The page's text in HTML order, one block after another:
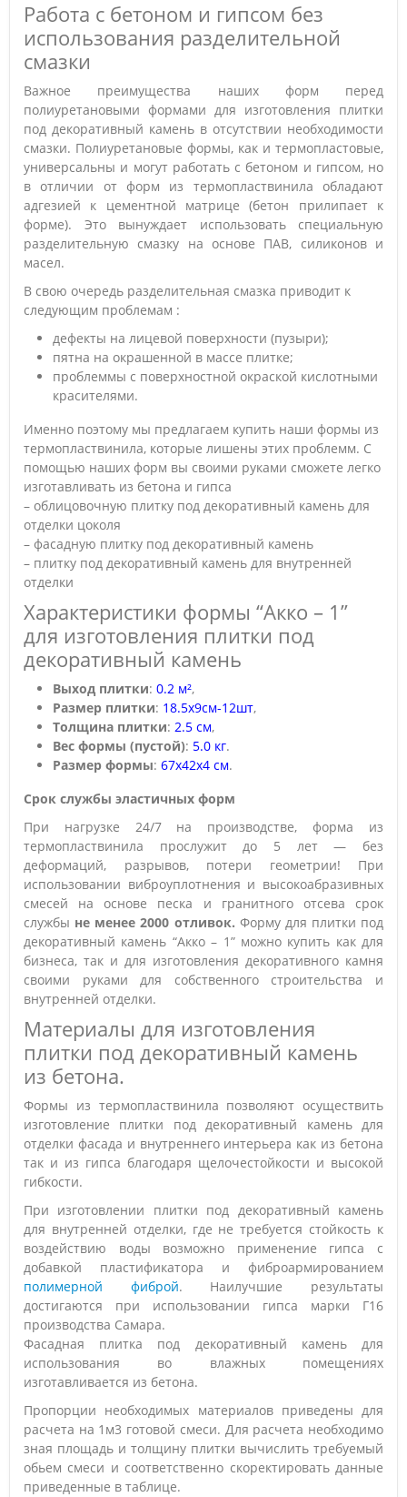
Работа с бетоном и гипсом без
использования разделительной
смазки
Важное преимущества наших форм перед
полиуретановыми формами для изготовления плитки
под декоративный камень в отсутствии необходимости
смазки. Полиуретановые формы, как и термопластовые,
универсальны и могут работать с бетоном и гипсом, но
в отличии от форм из термопластвинила обладают
адгезией к цементной матрице (бетон прилипает к
форме). Это вынуждает использовать специальную
разделительную смазку на основе ПАВ, силиконов и
масел.
В свою очередь разделительная смазка приводит к
следующим проблемам :
дефекты на лицевой поверхности (пузыри);
пятна на окрашенной в массе плитке;
проблеммы с поверхностной окраской кислотными
красителями.
Именно поэтому мы предлагаем купить наши формы из
термопластвинила, которые лишены этих проблемм. С
помощью наших форм вы своими руками сможете легко
изготавливать из бетона и гипса
– облицовочную плитку под декоративный камень для
отделки цоколя
– фасадную плитку под декоративный камень
– плитку под декоративный камень для внутренней
отделки
Характеристики формы “Акко – 1”
для изготовления плитки под
декоративный камень
Выход плитки: 0.2 м²,
Размер плитки: 18.5х9см-12шт,
Толщина плитки: 2.5 см,
Вес формы (пустой): 5.0 кг.
Размер формы: 67х42х4 см.
Срок службы эластичных форм
При нагрузке 24/7 на производстве, форма из
термопластвинила прослужит до 5 лет — без
деформаций, разрывов, потери геометрии! При
использовании виброуплотнения и высокоабразивных
смесей на основе песка и гранитного отсева срок
службы не менее 2000 отливок. Форму для плитки под
декоративный камень “Акко – 1” можно купить как для
бизнеса, так и для изготовления декоративного камня
своими руками для собственного строительства и
внутренней отделки.
Материалы для изготовления
плитки под декоративный камень
из бетона.
Формы из термопластвинила позволяют осуществить
изготовление плитки под декоративный камень для
отделки фасада и внутреннего интерьера как из бетона
так и из гипса благодаря щелочестойкости и высокой
гибкости.
При изготовлении плитки под декоративный камень
для внутренней отделки, где не требуется стойкость к
воздействию воды возможно применение гипса с
добавкой пластификатора и фиброармированием
полимерной фиброй. Наилучшие результаты
достигаются при использовании гипса марки Г16
производства Самара.
Фасадная плитка под декоративный камень для
использования во влажных помещениях
изготавливается из бетона.
Пропорции необходимых материалов приведены для
расчета на 1м3 готовой смеси. Для расчета необходимо
зная площадь и толщину плитки вычислить требуемый
обьем смеси и соответственно скоректировать данные
приведенные в таблице.